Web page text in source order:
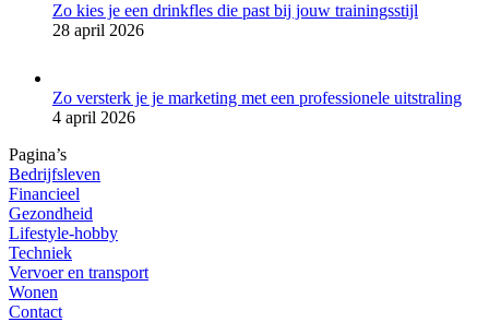
Zo kies je een drinkfles die past bij jouw trainingsstijl
28 april 2026
Zo versterk je je marketing met een professionele uitstraling
4 april 2026
Pagina’s
Bedrijfsleven
Financieel
Gezondheid
Lifestyle-hobby
Techniek
Vervoer en transport
Wonen
Contact